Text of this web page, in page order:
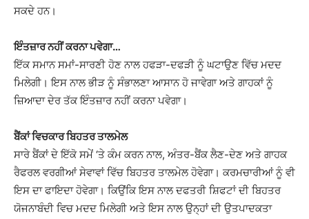
ਸਕਦੇ ਹਨ।
ਇੰਤਜ਼ਾਰ ਨਹੀਂ ਕਰਨਾ ਪਵੇਗਾ…
ਇੱਕ ਸਮਾਨ ਸਮਾਂ-ਸਾਰਣੀ ਹੋਣ ਨਾਲ ਹਫੜਾ-ਦਫੜੀ ਨੂੰ ਘਟਾਉਣ ਵਿੱਚ ਮਦਦ
ਮਿਲੇਗੀ। ਇਸ ਨਾਲ ਭੀੜ ਨੂੰ ਸੰਭਾਲਣਾ ਆਸਾਨ ਹੋ ਜਾਵੇਗਾ ਅਤੇ ਗਾਹਕਾਂ ਨੂੰ
ਜ਼ਿਆਦਾ ਦੇਰ ਤੱਕ ਇੰਤਜ਼ਾਰ ਨਹੀਂ ਕਰਨਾ ਪਵੇਗਾ।
ਬੈਂਕਾਂ ਵਿਚਕਾਰ ਬਿਹਤਰ ਤਾਲਮੇਲ
ਸਾਰੇ ਬੈਂਕਾਂ ਦੇ ਇੱਕੋ ਸਮੇਂ ‘ਤੇ ਕੰਮ ਕਰਨ ਨਾਲ, ਅੰਤਰ-ਬੈਂਕ ਲੈਣ-ਦੇਣ ਅਤੇ ਗਾਹਕ
ਰੈਫਰਲ ਵਰਗੀਆਂ ਸੇਵਾਵਾਂ ਵਿੱਚ ਬਿਹਤਰ ਤਾਲਮੇਲ ਹੋਵੇਗਾ। ਕਰਮਚਾਰੀਆਂ ਨੂੰ ਵੀ
ਇਸ ਦਾ ਫਾਇਦਾ ਹੋਵੇਗਾ। ਕਿਉਂਕਿ ਇਸ ਨਾਲ ਦਫਤਰੀ ਸ਼ਿਫਟਾਂ ਦੀ ਬਿਹਤਰ
ਯੋਜਨਾਬੰਦੀ ਵਿਚ ਮਦਦ ਮਿਲੇਗੀ ਅਤੇ ਇਸ ਨਾਲ ਉਨ੍ਹਾਂ ਦੀ ਉਤਪਾਦਕਤਾ